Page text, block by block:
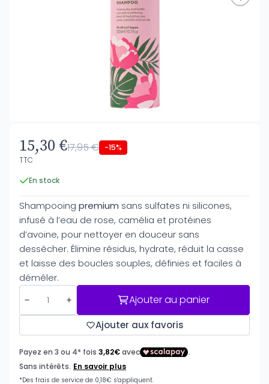
15,30 €17,95 € -15%
TTC
En stock
Shampooing premium sans sulfates ni silicones,
infusé à l’eau de rose, camélia et protéines
d’avoine, pour nettoyer en douceur sans
dessécher. Élimine résidus, hydrate, réduit la casse
et laisse des boucles souples, définies et faciles à
démêler.
Ajouter au panier
Ajouter aux favoris